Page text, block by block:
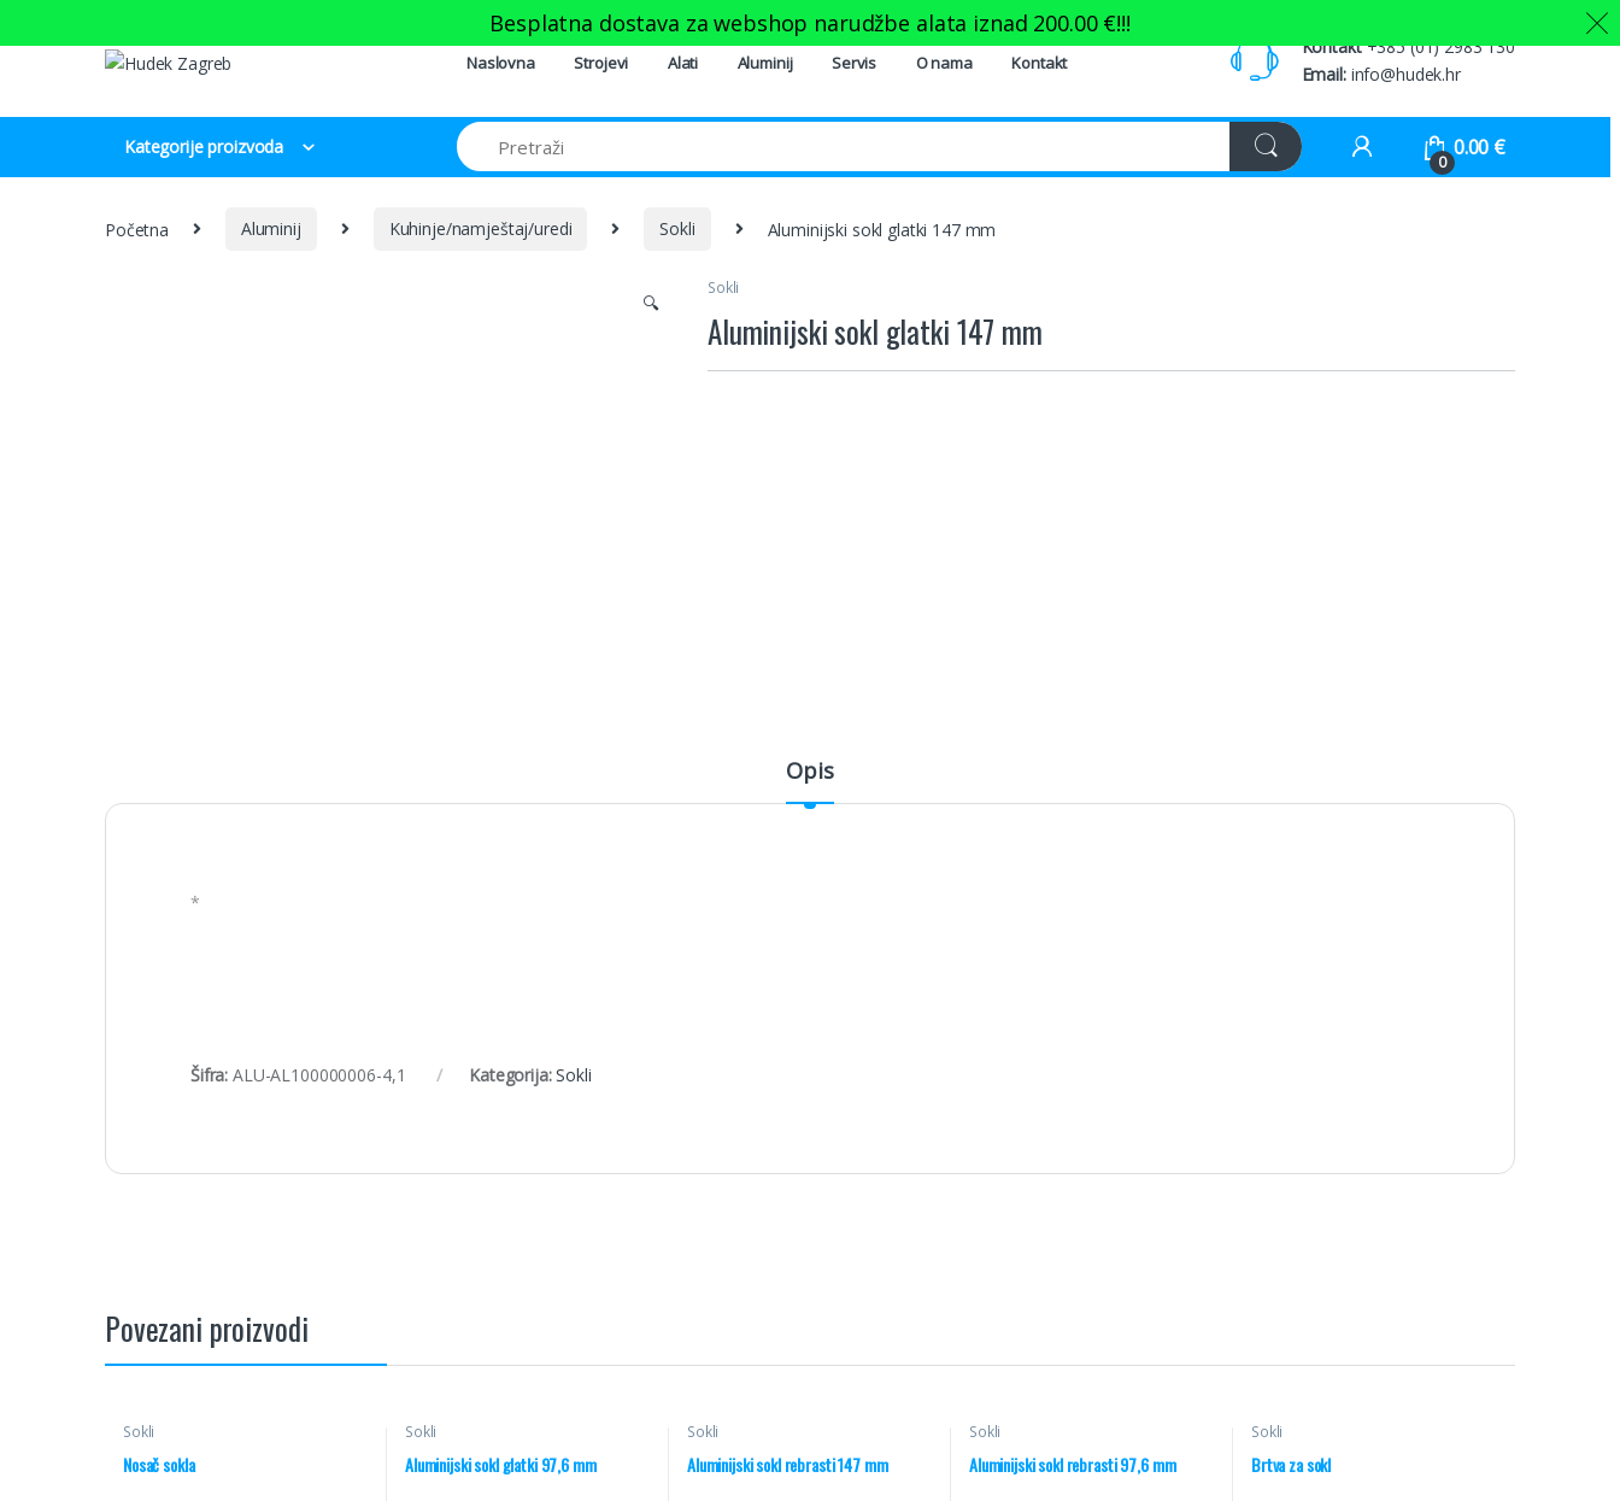
Naslovna Strojevi Alati Aluminij Servis O nama Kontakt
Kontakt+385 (01) 2983 130
Email:info@hudek.hr
Kategorije proizvoda
0
0.00 €
Početna Aluminij Kuhinje/namještaj/uredi Sokli Aluminijski sokl glatki 147 mm
🔍
Sokli
Aluminijski sokl glatki 147 mm
Opis
*
Šifra:ALU-AL100000006-4,1 Kategorija:Sokli
Povezani proizvodi
Sokli
Nosač sokla
Sokli
Aluminijski sokl glatki 97,6 mm
Sokli
Aluminijski sokl rebrasti 147 mm
Sokli
Aluminijski sokl rebrasti 97,6 mm
Sokli
Brtva za sokl
Besplatna dostava za webshop narudžbe alata iznad 200.00 €!!!